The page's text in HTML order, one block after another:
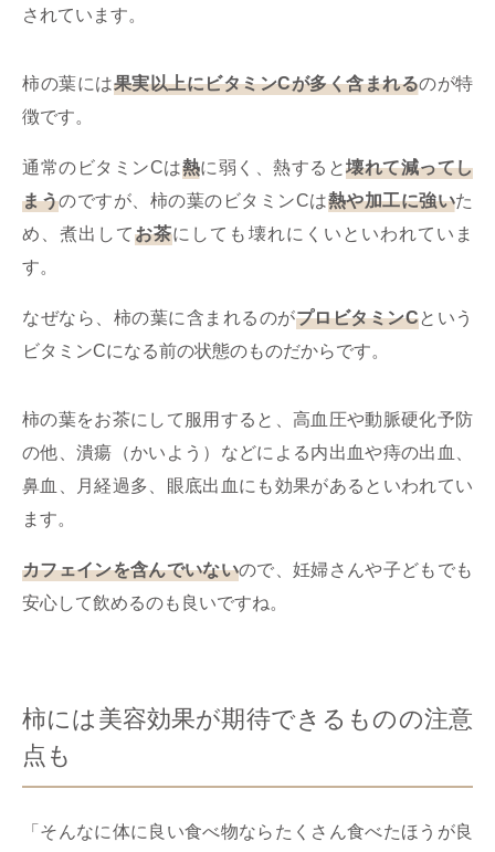
されています。
柿の葉には果実以上にビタミンCが多く含まれるのが特
徴です。
通常のビタミンCは熱に弱く、熱すると壊れて減ってし
まうのですが、柿の葉のビタミンCは熱や加工に強いた
め、煮出してお茶にしても壊れにくいといわれていま
す。
なぜなら、柿の葉に含まれるのがプロビタミンCという
ビタミンCになる前の状態のものだからです。
柿の葉をお茶にして服用すると、高血圧や動脈硬化予防
の他、潰瘍（かいよう）などによる内出血や痔の出血、
鼻血、月経過多、眼底出血にも効果があるといわれてい
ます。
カフェインを含んでいないので、妊婦さんや子どもでも
安心して飲めるのも良いですね。
柿には美容効果が期待できるものの注意
点も
「そんなに体に良い食べ物ならたくさん食べたほうが良